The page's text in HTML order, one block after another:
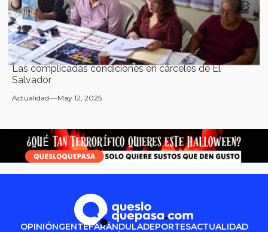
Las complicadas condiciones en cárceles de El
Salvador
Actualidad May 12, 2025
OPINIÓNGENTEFARÁNDULADEPORTESACTUALIDAD